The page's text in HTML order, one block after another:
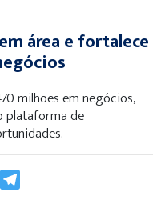
área e fortalece
milhões em negócios,
plataforma de